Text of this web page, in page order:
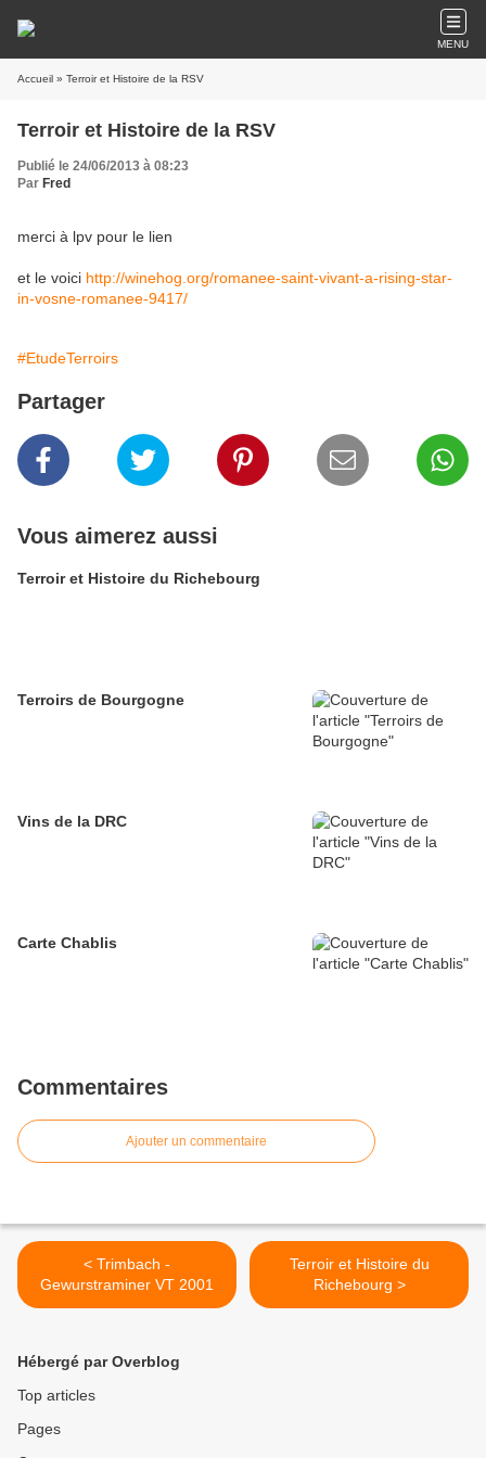
MENU
Accueil » Terroir et Histoire de la RSV
Terroir et Histoire de la RSV
Publié le 24/06/2013 à 08:23
Par Fred
merci à lpv pour le lien
et le voici http://winehog.org/romanee-saint-vivant-a-rising-star-
in-vosne-romanee-9417/
#EtudeTerroirs
Partager
Vous aimerez aussi
Terroir et Histoire du Richebourg
Terroirs de Bourgogne
Vins de la DRC
Carte Chablis
Commentaires
Ajouter un commentaire
< Trimbach -
Gewurstraminer VT 2001
Terroir et Histoire du
Richebourg >
Hébergé par Overblog
Top articles
Pages